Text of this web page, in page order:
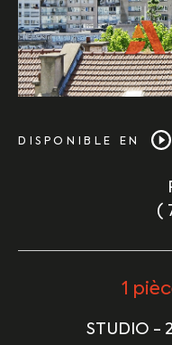
DISPONIBLE EN
1
STUDIO -